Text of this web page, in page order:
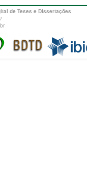
de Teses e Dissertações